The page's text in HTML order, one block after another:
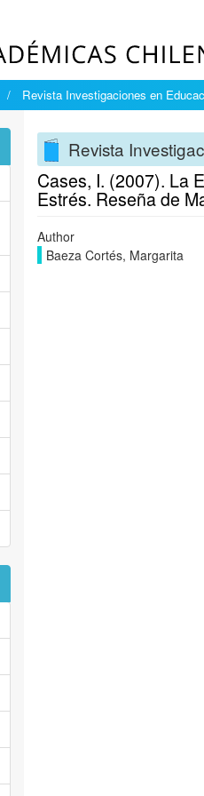
Revista Investigaciones en
Revista
Cases, I. (2007). La
Estrés. Reseña de
Author
Baeza Cortés, Margarita